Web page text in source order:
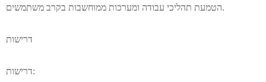
הטמעת תהליכי עבודה ומערכות ממוחשבות בקרב משתמשים.
דרישות
דרישות: